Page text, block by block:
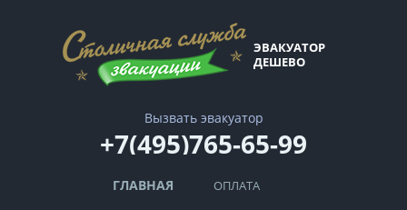
ЭВАКУАТОР
ДЕШЕВО
Вызвать эвакуатор
+7(495)765-65-99
ГЛАВНАЯ
ОПЛАТА